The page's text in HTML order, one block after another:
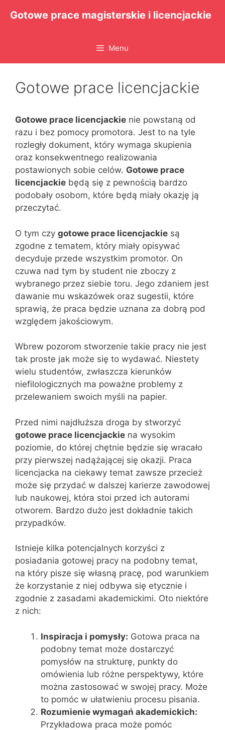
Gotowe prace magisterskie i licencjackie
Menu
Gotowe prace licencjackie
Gotowe prace licencjackie nie powstaną od
razu i bez pomocy promotora. Jest to na tyle
rozległy dokument, który wymaga skupienia
oraz konsekwentnego realizowania
postawionych sobie celów. Gotowe prace
licencjackie będą się z pewnością bardzo
podobały osobom, które będą miały okazję ją
przeczytać.
O tym czy gotowe prace licencjackie są
zgodne z tematem, który miały opisywać
decyduje przede wszystkim promotor. On
czuwa nad tym by student nie zboczy z
wybranego przez siebie toru. Jego zdaniem jest
dawanie mu wskazówek oraz sugestii, które
sprawią, że praca będzie uznana za dobrą pod
względem jakościowym.
Wbrew pozorom stworzenie takie pracy nie jest
tak proste jak może się to wydawać. Niestety
wielu studentów, zwłaszcza kierunków
niefilologicznych ma poważne problemy z
przelewaniem swoich myśli na papier.
Przed nimi najdłuższa droga by stworzyć
gotowe prace licencjackie na wysokim
poziomie, do której chętnie będzie się wracało
przy pierwszej nadążającej się okazji. Praca
licencjacka na ciekawy temat zawsze przecież
może się przydać w dalszej karierze zawodowej
lub naukowej, która stoi przed ich autorami
otworem. Bardzo dużo jest dokładnie takich
przypadków.
Istnieje kilka potencjalnych korzyści z
posiadania gotowej pracy na podobny temat,
na który pisze się własną pracę, pod warunkiem
że korzystanie z niej odbywa się etycznie i
zgodnie z zasadami akademickimi. Oto niektóre
z nich:
Inspiracja i pomysły: Gotowa praca na
podobny temat może dostarczyć
pomysłów na strukturę, punkty do
omówienia lub różne perspektywy, które
można zastosować w swojej pracy. Może
to pomóc w ułatwieniu procesu pisania.
Rozumienie wymagań akademickich:
Przykładowa praca może pomóc